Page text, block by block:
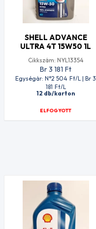
SHELL ADVANCE
ULTRA 4T 15W50 1L
Cikkszám: NYL13354
Br 3 181 Ft
Egységár: N°2 504 Ft/L | Br 3
181 Ft/L
12 db/karton
ELFOGYOTT